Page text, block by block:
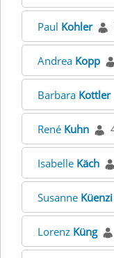
Paul Kohler
Andrea Kopp
Barbara Kottler
René Kuhn
Isabelle Käch
Susanne Küenzi
Lorenz Küng